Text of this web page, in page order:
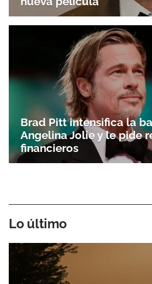
Brad Pitt intensifica la
Angelina Jolie y le pide
financieros
Lo último